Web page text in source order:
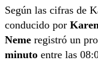
Según las cifras de
conducido por
Neme registró un
minuto entre las